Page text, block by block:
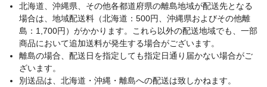
北海道、沖縄県、その他各都道府県の離島地域が配送先となる
場合は、地域配送料（北海道：500円、沖縄県およびその他離
島：1,700円）がかかります。これら以外の配送地域でも、一部
商品において追加送料が発生する場合がございます。
離島の場合、配送日を指定しても指定日通り届かない場合がご
ざいます。
別送品は、北海道・沖縄・離島への配送は致しかねます。